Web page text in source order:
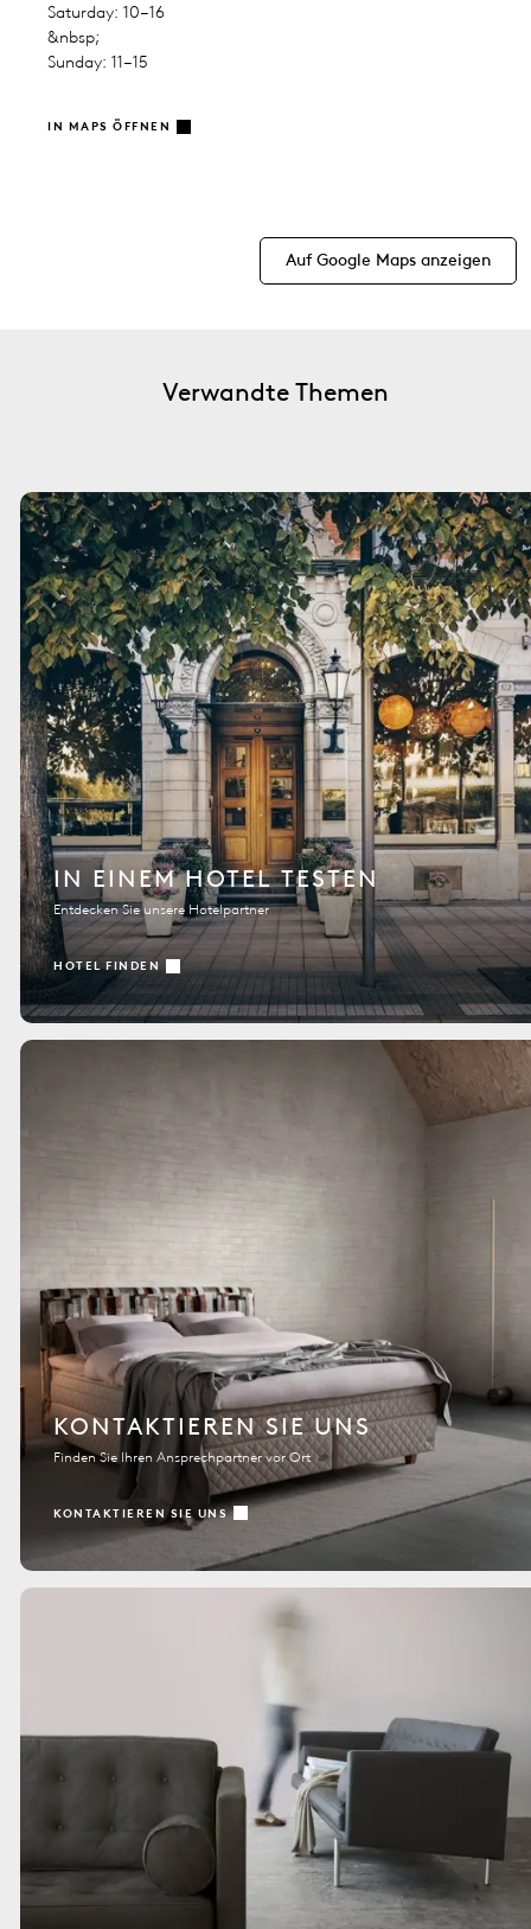
Saturday: 10–16
&nbsp;
Sunday: 11–15
IN MAPS ÖFFNEN
Auf Google Maps anzeigen
Verwandte Themen
IN EINEM HOTEL TESTEN
Entdecken Sie unsere Hotelpartner
HOTEL FINDEN
KONTAKTIEREN SIE UNS
Finden Sie Ihren Ansprechpartner vor Ort
KONTAKTIEREN SIE UNS